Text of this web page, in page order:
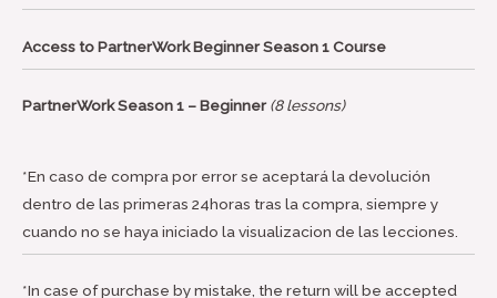
Access to PartnerWork Beginner Season 1 Course
PartnerWork Season 1 – Beginner(8 lessons)
*En caso de compra por error se aceptará la devolución
dentro de las primeras 24horas tras la compra, siempre y
cuando no se haya iniciado la visualizacion de las lecciones.
*In case of purchase by mistake, the return will be accepted